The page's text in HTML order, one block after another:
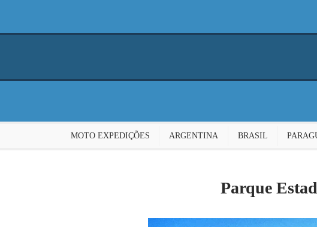
MOTO EXPEDIÇÕES ARGENTINA BRASIL
Parque